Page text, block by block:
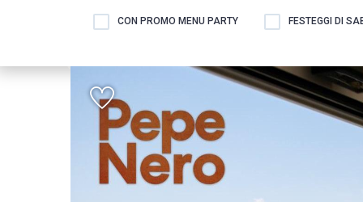
CON PROMO MENU PARTY FESTEGGI DI